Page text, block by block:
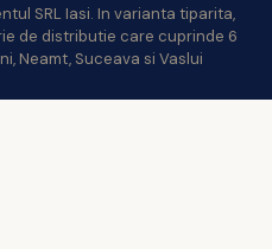
SRL Iasi. In varianta tiparita,
de distributie care cuprinde 6
Neamt, Suceava si Vaslui